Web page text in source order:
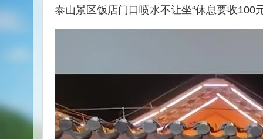
泰山景区饭店门口喷水不让坐“休息要收100